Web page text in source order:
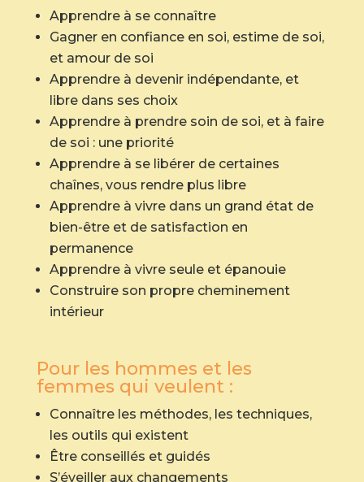
Apprendre à se connaître
Gagner en confiance en soi, estime de soi,
et amour de soi
Apprendre à devenir indépendante, et
libre dans ses choix
Apprendre à prendre soin de soi, et à faire
de soi : une priorité
Apprendre à se libérer de certaines
chaînes, vous rendre plus libre
Apprendre à vivre dans un grand état de
bien-être et de satisfaction en
permanence
Apprendre à vivre seule et épanouie
Construire son propre cheminement
intérieur
Pour les hommes et les
femmes qui veulent :
Connaître les méthodes, les techniques,
les outils qui existent
Être conseillés et guidés
S’éveiller aux changements